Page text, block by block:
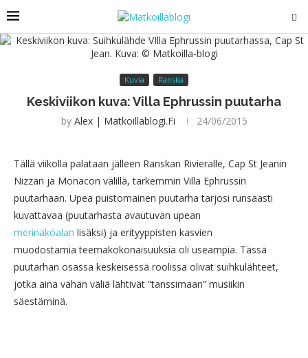
Kuvia Ranska
Keskiviikon kuva: Villa Ephrussin puutarha
by Alex | Matkoillablogi.fi 24/06/2015
Tällä viikolla palataan jälleen Ranskan Rivieralle, Cap St Jeanin
Nizzan ja Monacon välillä, tarkemmin Villa Ephrussin
puutarhaan. Upea puistomainen puutarha tarjosi runsaasti
kuvattavaa (puutarhasta avautuvan upean
merinäköalan lisäksi) ja erityyppisten kasvien
muodostamia teemakokonaisuuksia oli useampia. Tässä
puutarhan osassa keskeisessä roolissa olivat suihkulähteet,
jotka aina vähän väliä lähtivät ”tanssimaan” musiikin
säestäminä.